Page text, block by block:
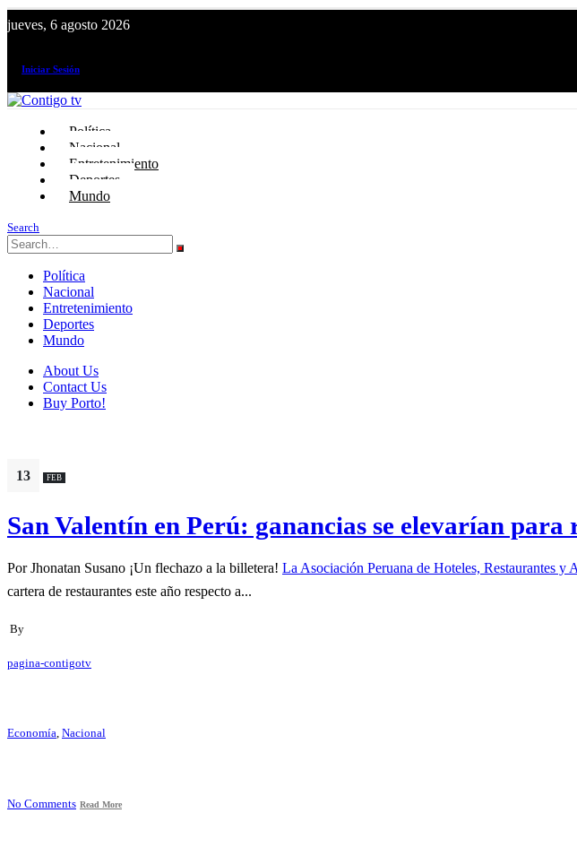
jueves, 6 agosto 2026
Iniciar Sesión
Política
Nacional
Entretenimiento
Deportes
Mundo
Search
Política
Nacional
Entretenimiento
Deportes
Mundo
About Us
Contact Us
Buy Porto!
13 FEB
San Valentín en Perú: ganancias se elevarían para
Por Jhonatan Susano ¡Un flechazo a la billetera! La Asociación Peruana de Hoteles, Restaurantes y
cartera de restaurantes este año respecto a...
By
pagina-contigotv
Economía Nacional
No Comments Read More